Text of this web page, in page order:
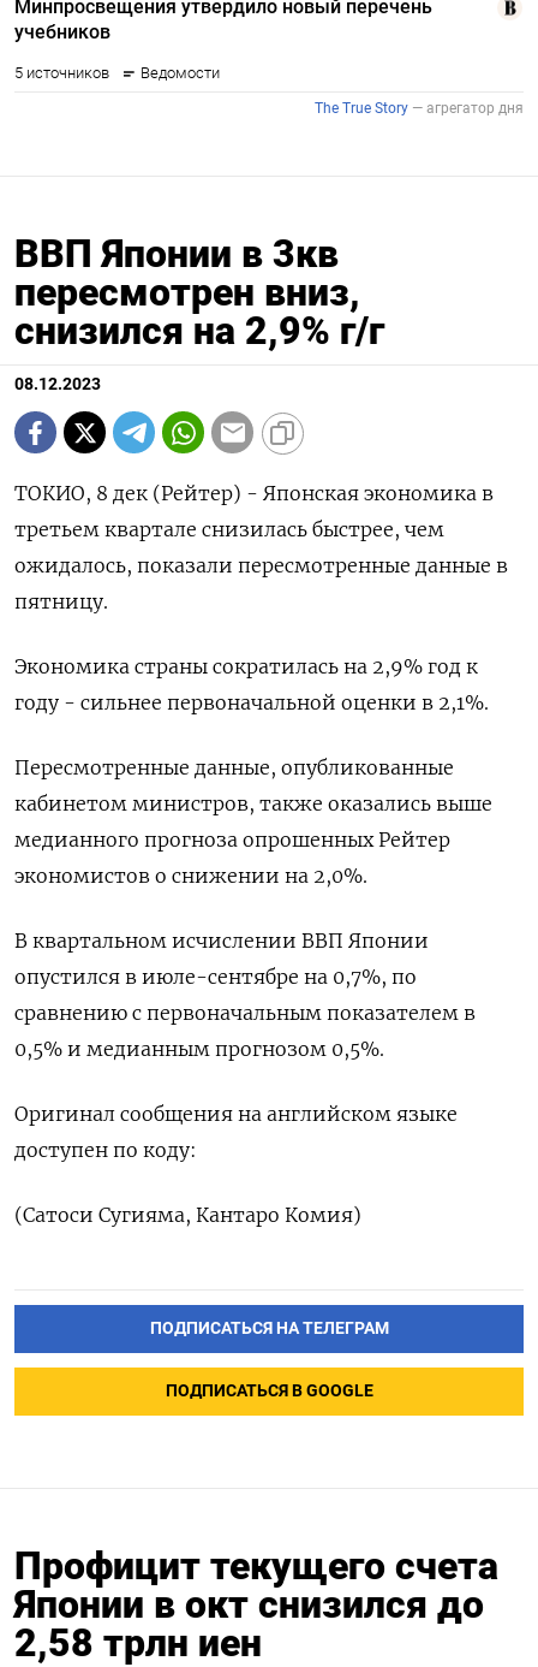
ВВП Японии в 3кв
пересмотрен вниз,
снизился на 2,9% г/г
08.12.2023
ТОКИО, 8 дек (Рейтер) - Японская экономика в
третьем квартале снизилась быстрее, чем
ожидалось, показали пересмотренные данные в
пятницу.
Экономика страны сократилась на 2,9% год к
году - сильнее первоначальной оценки в 2,1%.
Пересмотренные данные, опубликованные
кабинетом министров, также оказались выше
медианного прогноза опрошенных Рейтер
экономистов о снижении на 2,0%.
В квартальном исчислении ВВП Японии
опустился в июле-сентябре на 0,7%, по
сравнению с первоначальным показателем в
0,5% и медианным прогнозом 0,5%.
Оригинал сообщения на английском языке
доступен по коду:
(Сатоси Сугияма, Кантаро Комия)
ПОДПИСАТЬСЯ НА ТЕЛЕГРАМ
ПОДПИСАТЬСЯ В GOOGLE
Профицит текущего счета
Японии в окт снизился до
2,58 трлн иен